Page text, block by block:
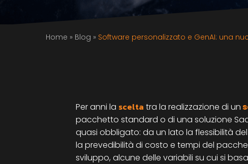
Home » Blog » Software personalizzato e GenAI: una
Per anni la scelta tra la realizzazione di un
pacchetto standard o di una soluzione
quasi obbligato: da un lato la flessibilità del
la prevedibilità di costo e tempi del
sviluppo, alcune delle variabili su cui si